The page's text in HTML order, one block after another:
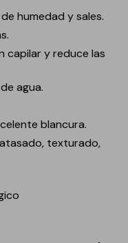
humedad y sales.
capilar y reduce las
agua.
blancura.
texturado,